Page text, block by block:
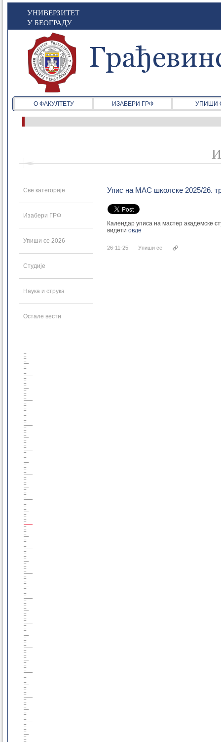
УНИВЕРЗИТЕТ
У БЕОГРАДУ
О ФАКУЛТЕТУ ИЗАБЕРИ ГРФ УПИШИ
Све категорије
Изабери ГРФ
Упиши се 2026
Студије
Наука и струка
Остале вести
Упис на МАС школске 2025/26.
Календар уписа на мастер академске
видетиовде
26-11-25 Упиши се